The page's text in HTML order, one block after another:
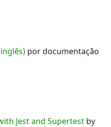
por documentação
Jest and Supertest by